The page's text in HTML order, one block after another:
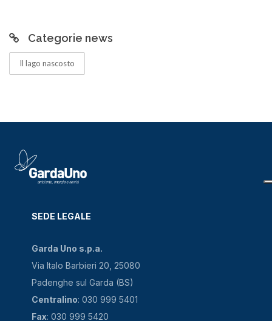
Categorie news
Il lago nascosto
SEDE LEGALE
Garda Uno s.p.a.
Via Italo Barbieri 20, 25080
Padenghe sul Garda (BS)
Centralino: 030 999 5401
Fax: 030 999 5420